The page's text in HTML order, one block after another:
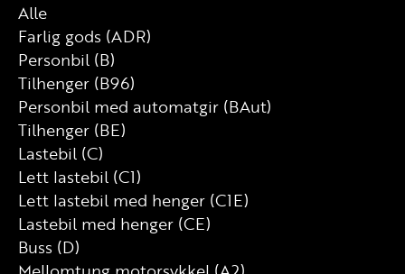
Alle
Farlig gods (ADR)
Personbil (B)
Tilhenger (B96)
Personbil med automatgir (BAut)
Tilhenger (BE)
Lastebil (C)
Lett lastebil (C1)
Lett lastebil med henger (C1E)
Lastebil med henger (CE)
Buss (D)